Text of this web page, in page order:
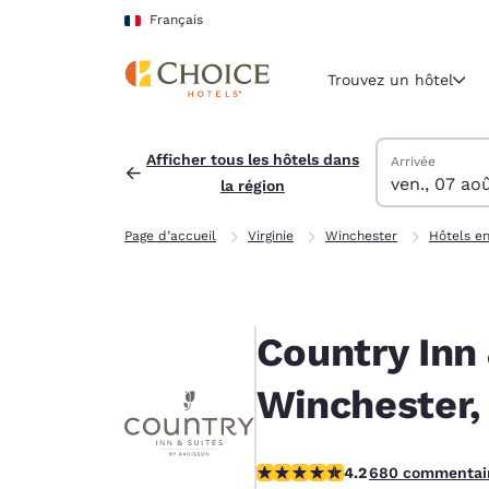
Sauter à Contenu Principal
Français
Région et lieu
Français
United
English
América
Trouvez un hôtel
Afficher tous les hôtels dans
la région
Trouver des
vendredi 7
Arrivée
ven., 07
samedi 8 août
samedi 8
vendredi 7
Page d’accueil Virginie Winchester Hôtels
Country Inn
Winchester,
4.24 étoiles. Excellent.
4.2680